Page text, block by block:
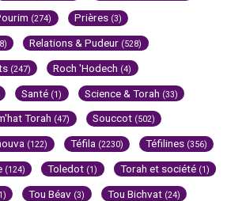
(274) Prières (3)
Relations & Pudeur (528)
(247) Roch 'Hodech (4)
Santé (1) Science & Torah (33)
Torah (47) Souccot (502)
(122) Téfila (2230) Téfilines (356)
(124) Toledot (1) Torah et société (1)
Tou Béav (3) Tou Bichvat (24)